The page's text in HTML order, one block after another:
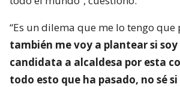
“Es un dilema que me lo tengo que
también me voy a plantear si
candidata a alcaldesa por esta
todo esto que ha pasado, no sé